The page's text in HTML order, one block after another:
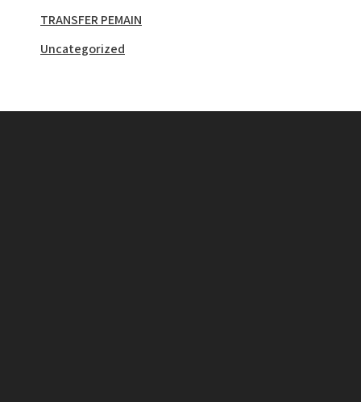
TRANSFER PEMAIN
Uncategorized